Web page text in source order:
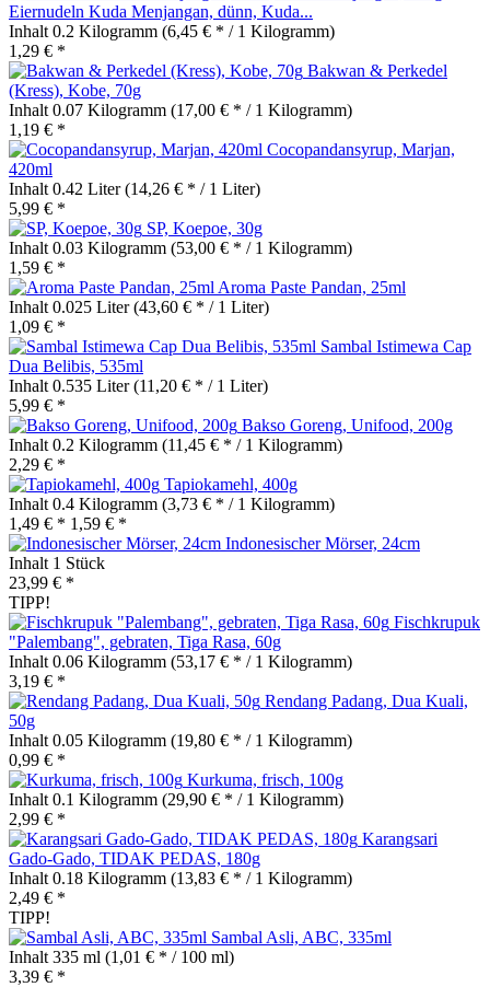
Eiernudeln Kuda Menjangan, dünn, Kuda...
Inhalt 0.2 Kilogramm (6,45 € * / 1 Kilogramm)
1,29 € *
Bakwan & Perkedel
(Kress), Kobe, 70g
Inhalt 0.07 Kilogramm (17,00 € * / 1 Kilogramm)
1,19 € *
Cocopandansyrup, Marjan,
420ml
Inhalt 0.42 Liter(14,26 € * / 1 Liter)
5,99 € *
SP, Koepoe, 30g
Inhalt 0.03 Kilogramm (53,00 € * / 1 Kilogramm)
1,59 € *
Aroma Paste Pandan, 25ml
Inhalt 0.025 Liter(43,60 € * / 1 Liter)
1,09 € *
Sambal Istimewa Cap
Dua Belibis, 535ml
Inhalt 0.535 Liter(11,20 € * / 1 Liter)
5,99 € *
Bakso Goreng, Unifood, 200g
Inhalt 0.2 Kilogramm (11,45 € * / 1 Kilogramm)
2,29 € *
Tapiokamehl, 400g
Inhalt 0.4 Kilogramm (3,73 € * / 1 Kilogramm)
1,49 € * 1,59 € *
Indonesischer Mörser, 24cm
Inhalt 1 Stück
23,99 € *
TIPP!
Fischkrupuk
"Palembang", gebraten, Tiga Rasa, 60g
Inhalt 0.06 Kilogramm (53,17 € * / 1 Kilogramm)
3,19 € *
Rendang Padang, Dua Kuali,
50g
Inhalt 0.05 Kilogramm (19,80 € * / 1 Kilogramm)
0,99 € *
Kurkuma, frisch, 100g
Inhalt 0.1 Kilogramm (29,90 € * / 1 Kilogramm)
2,99 € *
Karangsari
Gado-Gado, TIDAK PEDAS, 180g
Inhalt 0.18 Kilogramm (13,83 € * / 1 Kilogramm)
2,49 € *
TIPP!
Sambal Asli, ABC, 335ml
Inhalt 335 ml (1,01 € * / 100 ml)
3,39 € *